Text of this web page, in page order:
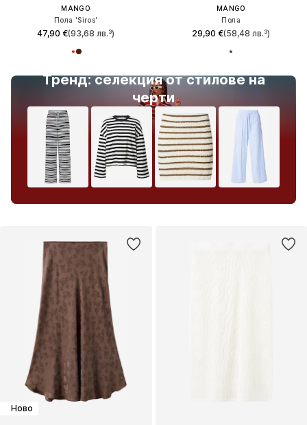
MANGO
Пола 'Siros'
47,90 €(93,68 лв.³)
Тренд: селекция от стилове на
черти
MANGO
Пола
29,90 €(58,48 лв.³)
Ново